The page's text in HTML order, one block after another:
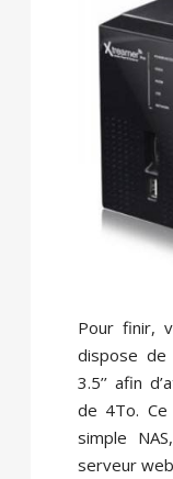
Pour finir,
dispose de
3.5’’ afin
de 4To. Ce
simple
serveur